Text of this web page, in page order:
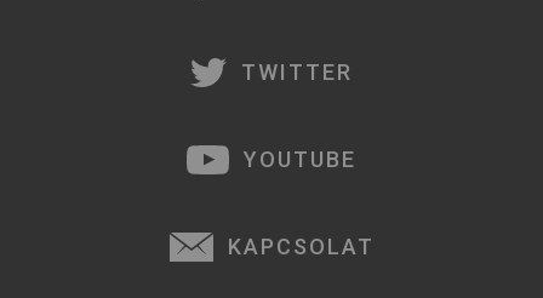
TWITTER
YOUTUBE
KAPCSOLAT